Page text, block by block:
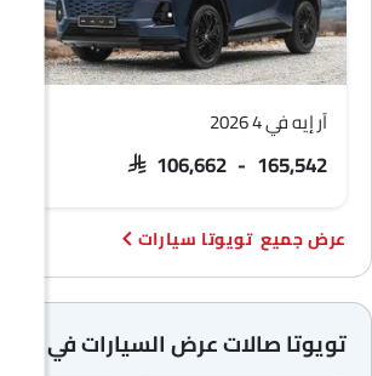
آر إيه في 4 2026
SAR 106,662 - 165,542
تويوتا سيارات
تويوتا صالات عرض السيارات في